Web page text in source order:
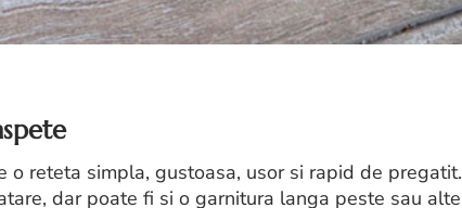
o reteta simpla, gustoasa, usor si rapid de pregatit.
dar poate fi si o garnitura langa peste sau alte